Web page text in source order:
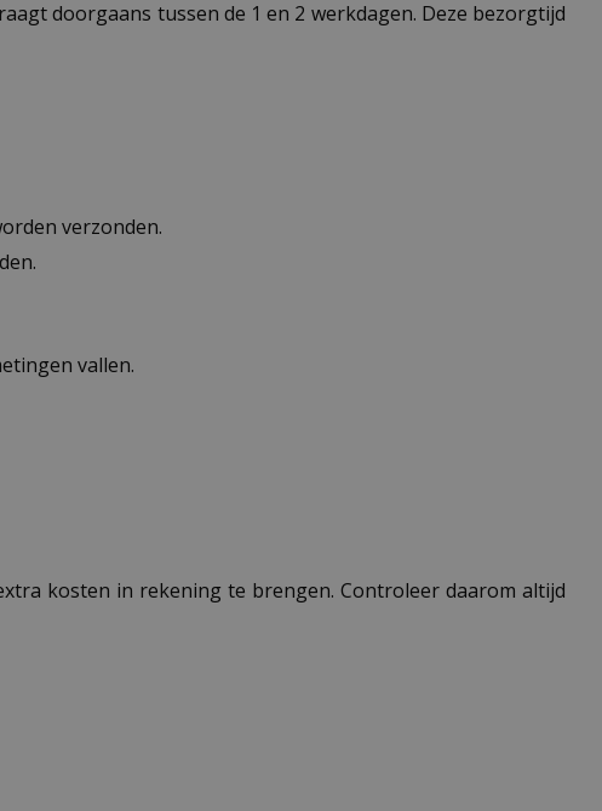
doorgaans tussen de 1 en 2 werkdagen. Deze bezorgtijd
verzonden.
vallen.
kosten in rekening te brengen. Controleer daarom altijd